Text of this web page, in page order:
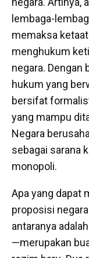
lembaga-
memaksa
menghukum
negara. Dengan
hukum yang
bersifat
yang mampu
Negara
sebagai sarana
monopoli.
Apa yang dapat
proposisi
antaranya
—merupakan